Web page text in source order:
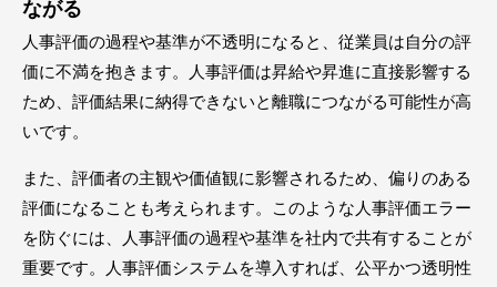
ながる
人事評価の過程や基準が不透明になると、従業員は自分の評
価に不満を抱きます。人事評価は昇給や昇進に直接影響する
ため、評価結果に納得できないと離職につながる可能性が高
いです。
また、評価者の主観や価値観に影響されるため、偏りのある
評価になることも考えられます。このような人事評価エラー
を防ぐには、人事評価の過程や基準を社内で共有することが
重要です。人事評価システムを導入すれば、公平かつ透明性